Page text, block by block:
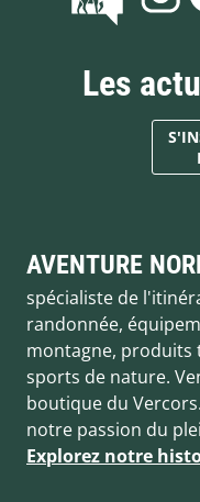
Les
AVENTURE
spécialiste de
randonnée,
montagne, produits
sports de nature.
boutique du
notre passion du
Explorez notre